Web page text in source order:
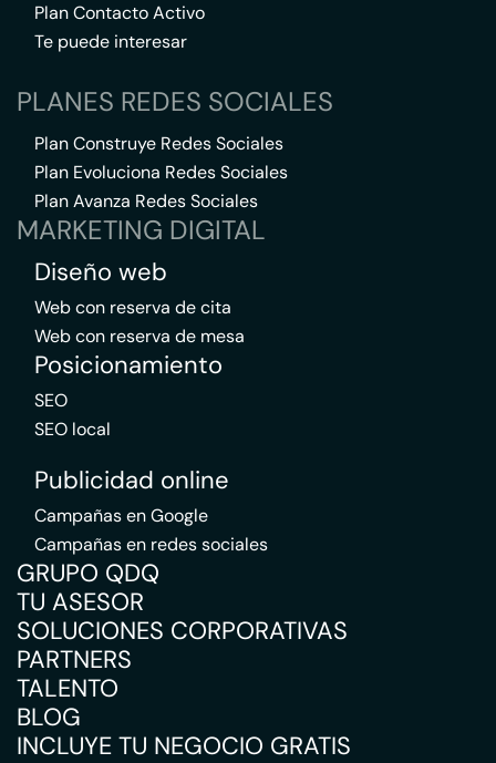
Plan Contacto Activo
Te puede interesar
PLANES REDES SOCIALES
Plan Construye Redes Sociales
Plan Evoluciona Redes Sociales
Plan Avanza Redes Sociales
MARKETING DIGITAL
Diseño web
Web con reserva de cita
Web con reserva de mesa
Posicionamiento
SEO
SEO local
Publicidad online
Campañas en Google
Campañas en redes sociales
GRUPO QDQ
TU ASESOR
SOLUCIONES CORPORATIVAS
PARTNERS
TALENTO
BLOG
INCLUYE TU NEGOCIO GRATIS